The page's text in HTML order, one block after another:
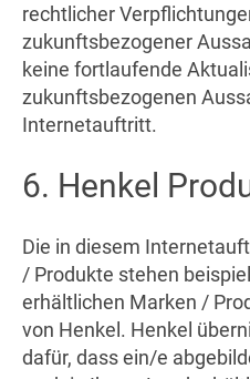
rechtlicher
zukunftsbezogener
keine fortlaufende
zukunftsbezogenen
Internetauftritt.
6. Henkel
Die in diesem
/ Produkte stehen
erhältlichen Marken /
von Henkel. Henkel
dafür, dass ein/e